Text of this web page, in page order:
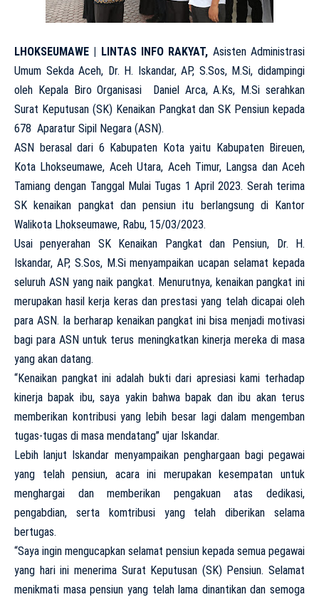
LHOKSEUMAWE | LINTAS INFO RAKYAT, Asisten Administrasi
Umum Sekda Aceh, Dr. H. Iskandar, AP, S.Sos, M.Si, didampingi
oleh Kepala Biro Organisasi Daniel Arca, A.Ks, M.Si serahkan
Surat Keputusan (SK) Kenaikan Pangkat dan SK Pensiun kepada
678 Aparatur Sipil Negara (ASN).
ASN berasal dari 6 Kabupaten Kota yaitu Kabupaten Bireuen,
Kota Lhokseumawe, Aceh Utara, Aceh Timur, Langsa dan Aceh
Tamiang dengan Tanggal Mulai Tugas 1 April 2023. Serah terima
SK kenaikan pangkat dan pensiun itu berlangsung di Kantor
Walikota Lhokseumawe, Rabu, 15/03/2023.
Usai penyerahan SK Kenaikan Pangkat dan Pensiun, Dr. H.
Iskandar, AP, S.Sos, M.Si menyampaikan ucapan selamat kepada
seluruh ASN yang naik pangkat. Menurutnya, kenaikan pangkat ini
merupakan hasil kerja keras dan prestasi yang telah dicapai oleh
para ASN. Ia berharap kenaikan pangkat ini bisa menjadi motivasi
bagi para ASN untuk terus meningkatkan kinerja mereka di masa
yang akan datang.
“Kenaikan pangkat ini adalah bukti dari apresiasi kami terhadap
kinerja bapak ibu, saya yakin bahwa bapak dan ibu akan terus
memberikan kontribusi yang lebih besar lagi dalam mengemban
tugas-tugas di masa mendatang” ujar Iskandar.
Lebih lanjut Iskandar menyampaikan penghargaan bagi pegawai
yang telah pensiun, acara ini merupakan kesempatan untuk
menghargai dan memberikan pengakuan atas dedikasi,
pengabdian, serta komtribusi yang telah diberikan selama
bertugas.
“Saya ingin mengucapkan selamat pensiun kepada semua pegawai
yang hari ini menerima Surat Keputusan (SK) Pensiun. Selamat
menikmati masa pensiun yang telah lama dinantikan dan semoga